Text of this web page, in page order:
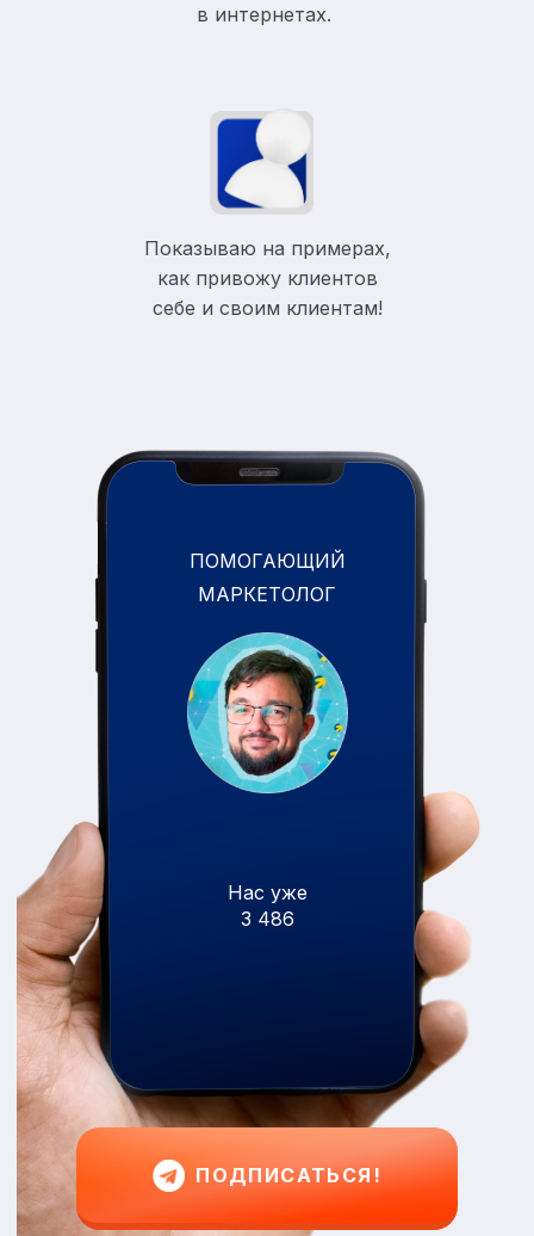
ПОДПИСАТЬСЯ!
в интернетах.
Показываю на примерах,
как привожу клиентов
себе и своим клиентам!
Нас уже
3 486
ПОМОГАЮЩИЙ
МАРКЕТОЛОГ